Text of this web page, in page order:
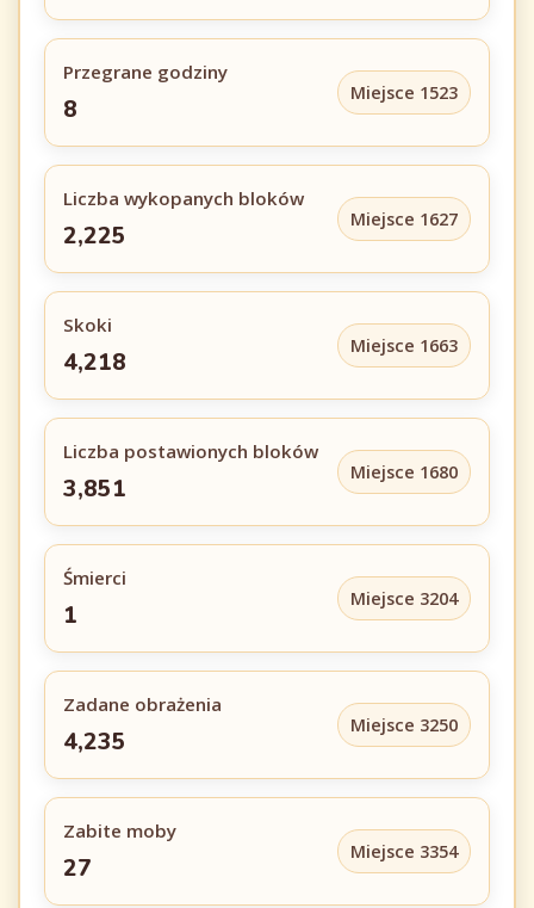
Przegrane godziny
8
Miejsce 1523
Liczba wykopanych bloków
2,225
Miejsce 1627
Skoki
4,218
Miejsce 1663
Liczba postawionych bloków
3,851
Miejsce 1680
Śmierci
1
Miejsce 3204
Zadane obrażenia
4,235
Miejsce 3250
Zabite moby
27
Miejsce 3354